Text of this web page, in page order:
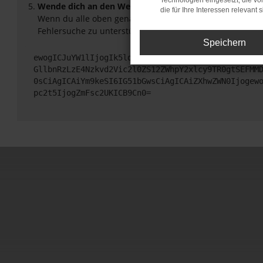
Wende dich an den Webseitenbetreiber.
Wenn du alle oben genannten Schritte versucht hast,
Fehlersuche zu unterstützen:
pc2t5IjogZmFsc2UKICB9Cn0=
die für Ihre Interessen relevant
Speichern